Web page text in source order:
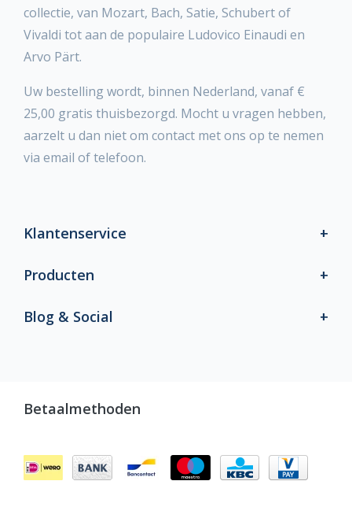
collectie, van Mozart, Bach, Satie, Schubert of
Vivaldi tot aan de populaire Ludovico Einaudi en
Arvo Pärt.
Uw bestelling wordt, binnen Nederland, vanaf €
25,00 gratis thuisbezorgd. Mocht u vragen hebben,
aarzelt u dan niet om contact met ons op te nemen
via email of telefoon.
Klantenservice
Producten
Blog & Social
Betaalmethoden